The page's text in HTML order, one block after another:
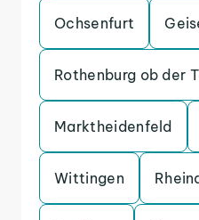
Ochsenfurt
Rothenburg ob der
Marktheidenfeld
Wittingen